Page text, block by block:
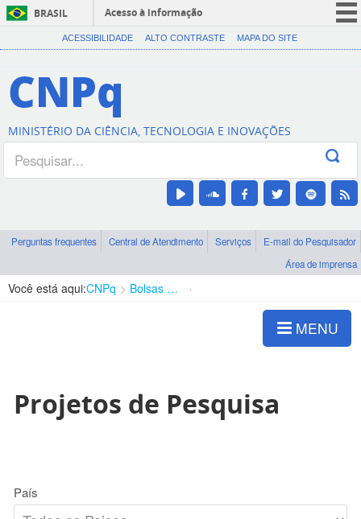
BRASIL
Acesso à informação
CORONAVÍRUS (COVID-19)
Canais
ACESSIBILIDADE ALTO CONTRASTE MAPA DO SITE
CNPq
MINISTÉRIO DA CIÊNCIA, TECNOLOGIA E INOVAÇÕES
Perguntas frequentes Central de Atendimento Serviços
E-mail do Pesquisador
Área de imprensa
Você está aqui:CNPq Bolsas e Auxílios Vigentes
MENU
Projetos de Pesquisa
País